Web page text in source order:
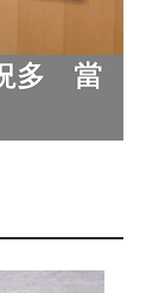
多 當